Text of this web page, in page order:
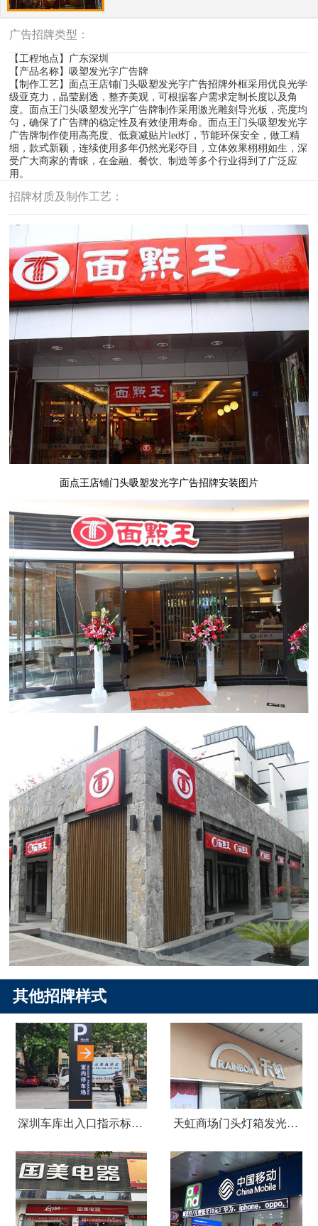
广告招牌类型：
【工程地点】广东深圳
【产品名称】吸塑发光字广告牌
【制作工艺】面点王店铺门头吸塑发光字广告招牌外框采用优良光学
级亚克力，晶莹剔透，整齐美观，可根据客户需求定制长度以及角
度。面点王门头吸塑发光字广告牌制作采用激光雕刻导光板，亮度均
匀，确保了广告牌的稳定性及有效使用寿命。面点王门头吸塑发光字
广告牌制作使用高亮度、低衰减贴片led灯，节能环保安全，做工精
细，款式新颖，连续使用多年仍然光彩夺目，立体效果栩栩如生，深
受广大商家的青睐，在金融、餐饮、制造等多个行业得到了广泛应
用。
招牌材质及制作工艺：
面点王店铺门头吸塑发光字广告招牌安装图片
其他招牌样式
深圳车库出入口指示标识牌制作 天虹商场门头灯箱发光字广告招牌